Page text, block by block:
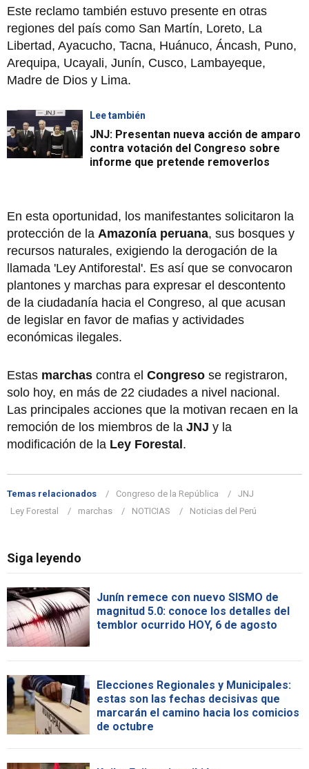
Este reclamo también estuvo presente en otras
regiones del país como San Martín, Loreto, La
Libertad, Ayacucho, Tacna, Huánuco, Áncash, Puno,
Arequipa, Ucayali, Junín, Cusco, Lambayeque,
Madre de Dios y Lima.
Lee también
JNJ: Presentan nueva acción de amparo
contra votación del Congreso sobre
informe que pretende removerlos
En esta oportunidad, los manifestantes solicitaron la
protección de la Amazonía peruana, sus bosques y
recursos naturales, exigiendo la derogación de la
llamada 'Ley Antiforestal'. Es así que se convocaron
plantones y marchas para expresar el descontento
de la ciudadanía hacia el Congreso, al que acusan
de legislar en favor de mafias y actividades
económicas ilegales.
Estas marchas contra el Congreso se registraron,
solo hoy, en más de 22 ciudades a nivel nacional.
Las principales acciones que la motivan recaen en la
remoción de los miembros de la JNJ y la
modificación de la Ley Forestal.
Temas relacionados Congreso de la República
JNJ
Ley Forestal
marchas NOTICIAS Noticias del Perú
Siga leyendo
Junín remece con nuevo SISMO de
magnitud 5.0: conoce los detalles del
temblor ocurrido HOY, 6 de agosto
Elecciones Regionales y Municipales:
estas son las fechas decisivas que
marcarán el camino hacia los comicios
de octubre